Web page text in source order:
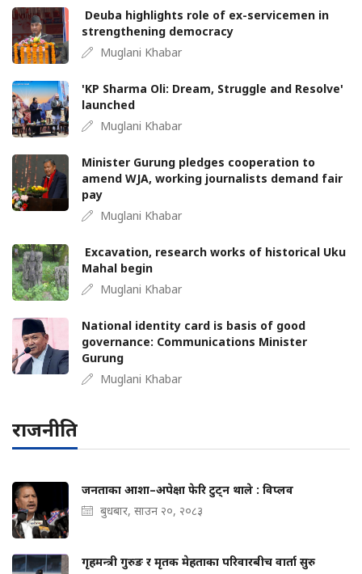
Deuba highlights role of ex-servicemen in
strengthening democracy
Muglani Khabar
'KP Sharma Oli: Dream, Struggle and Resolve'
launched
Muglani Khabar
Minister Gurung pledges cooperation to
amend WJA, working journalists demand fair
pay
Muglani Khabar
Excavation, research works of historical Uku
Mahal begin
Muglani Khabar
National identity card is basis of good
governance: Communications Minister
Gurung
Muglani Khabar
राजनीति
जनताका आशा–अपेक्षा फेरि टुट्न थाले : विप्लव
बुधबार, साउन २०, २०८३
गृहमन्त्री गुरुङ र मृतक मेहताका परिवारबीच वार्ता सुरु